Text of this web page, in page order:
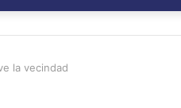
la vecindad